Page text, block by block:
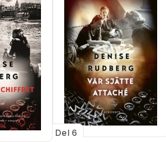
Del 6